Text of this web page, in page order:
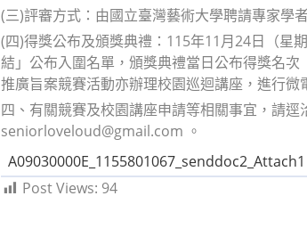
(三)評審方式：由國立臺灣藝術大學聘請專家學
(四)得獎公布及頒獎典禮：115年11月24日（星
結」公布入圍名單，頒獎典禮當日公布得獎名
推廣旨案競賽活動亦辦理校園巡迴講座，進行
四、有關競賽及校園講座申請等相關事宜，請
seniorloveloud@gmail.com 。
A09030000E_1155801067_senddoc2_Attach1
Post Views: 94